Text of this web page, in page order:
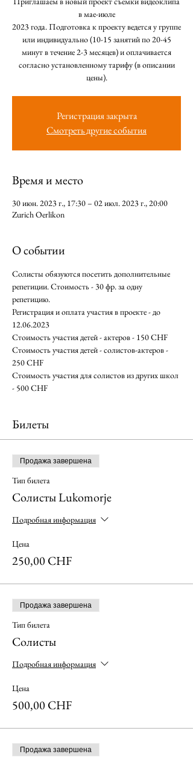
в мае-июле
2023 года. Подготовка к проекту ведется у группе
или индивидуально (10-15 занятий по 20-45
минут в течение 2-3 месяцев) и оплачивается
согласно установленному тарифу (в описании
цены).
Регистрация закрыта
Смотреть другие события
Время и место
30 июн. 2023 г., 17:30 – 02 июл. 2023 г., 20:00
Zurich Oerlikon
О событии
Солисты обязуются посетить дополнительные
репетиции. Стоимость - 30 фр. за одну
репетицию.
Регистрация и оплата участия в проекте - до
12.06.2023
Стоимость участия детей - актеров - 150 CHF
Стоимость участия детей - солистов-актеров -
250 CHF
Стоимость участия для солистов из других школ
- 500 CHF
Билеты
Продажа завершена
Тип билета
Солисты Lukomorje
Подробная информация
Цена
250,00 CHF
Продажа завершена
Тип билета
Солисты
Подробная информация
Цена
500,00 CHF
Продажа завершена